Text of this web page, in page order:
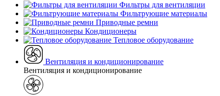
Фильтры для вентиляции
Фильтрующие материалы
Приводные ремни
Кондиционеры
Тепловое оборудование
Вентиляция и кондиционирование
Вентиляция и кондиционирование